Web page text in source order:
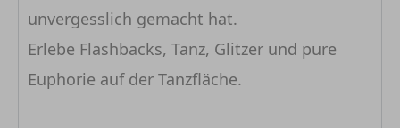
unvergesslich gemacht hat.
Erlebe Flashbacks, Tanz, Glitzer und pure
Euphorie auf der Tanzfläche.